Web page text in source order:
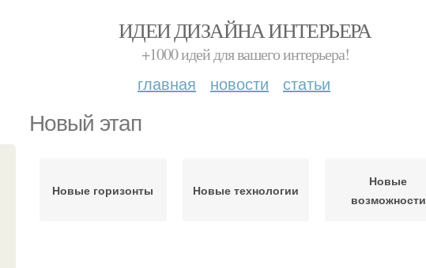
ИДЕИ ДИЗАЙНА ИНТЕРЬЕРА
+1000 идей для вашего интерьера!
главная новости статьи
Новый этап
Новые горизонты Новые технологии
Новые
возможности